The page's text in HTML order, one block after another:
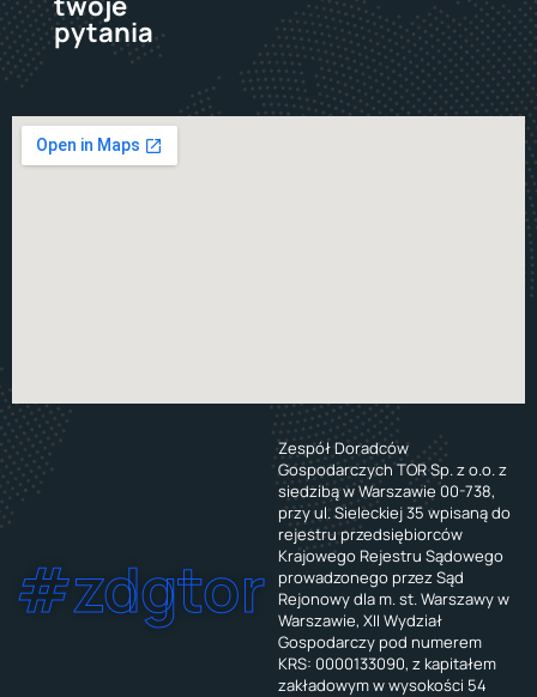
pytania
#zdgtor
Zespół Doradców
Gospodarczych TOR Sp. z o.o. z
siedzibą w Warszawie 00-738,
przy ul. Sieleckiej 35 wpisaną do
rejestru przedsiębiorców
Krajowego Rejestru Sądowego
prowadzonego przez Sąd
Rejonowy dla m. st. Warszawy w
Warszawie, XII Wydział
Gospodarczy pod numerem
KRS: 0000133090, z kapitałem
zakładowym w wysokości 54